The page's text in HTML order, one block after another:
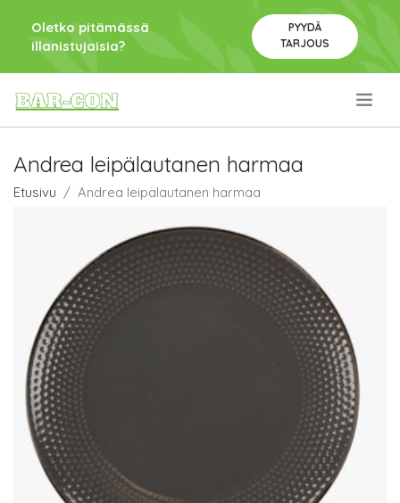
Oletko pitämässä
illanistujaisia?
PYYDÄ
TARJOUS
Andrea leipälautanen harmaa
Etusivu Andrea leipälautanen harmaa